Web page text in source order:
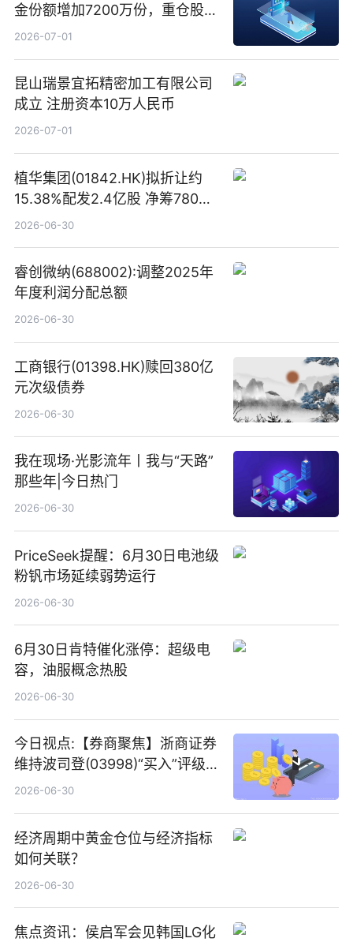
金份额增加7200万份，重仓股新
易盛、中际旭创、立讯精密
2026-07-01
昆山瑞景宜拓精密加工有限公司
成立 注册资本10万人民币
2026-07-01
植华集团(01842.HK)拟折让约
15.38%配发2.4亿股 净筹780万
港元
2026-06-30
睿创微纳(688002):调整2025年
年度利润分配总额
2026-06-30
工商银行(01398.HK)赎回380亿
元次级债券
2026-06-30
我在现场·光影流年丨我与“天路”
那些年|今日热门
2026-06-30
PriceSeek提醒：6月30日电池级
粉钒市场延续弱势运行
2026-06-30
6月30日肯特催化涨停：超级电
容，油服概念热股
2026-06-30
今日视点:【券商聚焦】浙商证券
维持波司登(03998)“买入”评级
指其业绩高质量稳增长
2026-06-30
经济周期中黄金仓位与经济指标
如何关联？
2026-06-30
焦点资讯：侯启军会见韩国LG化